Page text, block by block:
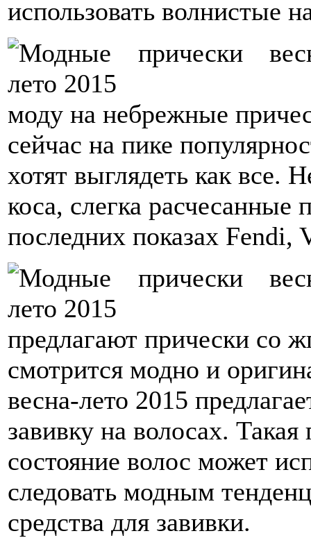
использовать волнистые
моду на небрежные
сейчас на пике
хотят выглядеть как все.
коса, слегка
последних показах
предлагают прически со
смотрится модно и
весна-лето 2015
завивку на волосах.
состояние волос может
следовать модным
средства для завивки.